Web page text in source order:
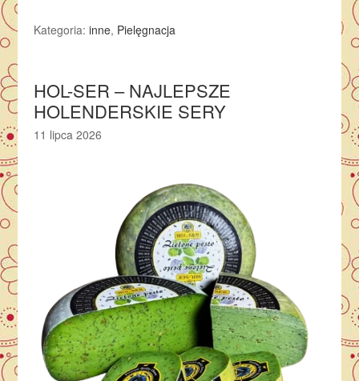
Kategoria:inne, Pielęgnacja
HOL-SER – NAJLEPSZE
HOLENDERSKIE SERY
11 lipca 2026